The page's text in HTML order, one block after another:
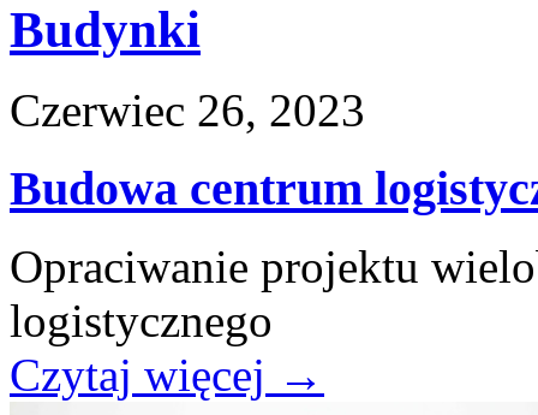
Budynki
Czerwiec 26, 2023
Budowa centrum
Opraciwanie projektu
logistycznego
Czytaj więcej →